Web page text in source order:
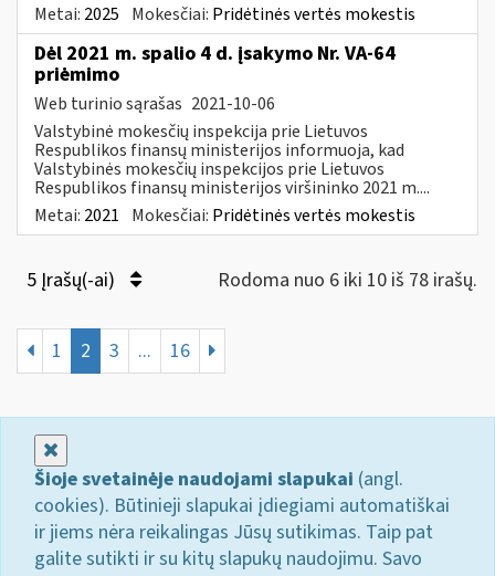
Metai: 2025 Mokesčiai: Pridėtinės vertės mokestis
Dėl 2021 m. spalio 4 d. įsakymo Nr. VA-64
priėmimo
Web turinio sąrašas 2021-10-06
Valstybinė mokesčių inspekcija prie Lietuvos
Respublikos finansų ministerijos informuoja, kad
Valstybinės mokesčių inspekcijos prie Lietuvos
Respublikos finansų ministerijos viršininko 2021 m....
Metai: 2021 Mokesčiai: Pridėtinės vertės mokestis
5 Įrašų(-ai) Rodoma nuo 6 iki 10 iš 78 irašų.
1 2 3 ... 16
Šioje svetainėje naudojami slapukai (angl.
cookies). Būtinieji slapukai įdiegiami automatiškai
ir jiems nėra reikalingas Jūsų sutikimas. Taip pat
galite sutikti ir su kitų slapukų naudojimu. Savo